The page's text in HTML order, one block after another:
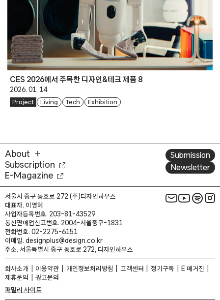
CES 2026에서 주목한 디자인&테크 제품 8
2026. 01. 14
Project Living Tech Exhibition
About
Subscription
E-Magazine
Submission
Newsletter
서울시 중구 동호로 272 (주)디자인하우스
대표자. 이영혜
사업자등록번호. 203-81-43529
통신판매업신고번호. 2004-서울중구-1831
전화번호. 02-2275-6151
이메일. designplus@design.co.kr
주소. 서울특별시 중구 동호로 272, 디자인하우스
회사소개 이용약관 개인정보처리방침 고객센터 정기구독
E 매거진
제휴문의
광고문의
패밀리 사이트